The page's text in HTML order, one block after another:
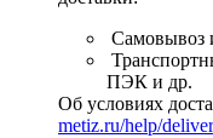
Самовывоз
ПЭК и др.
Об условиях
metiz.ru/help/